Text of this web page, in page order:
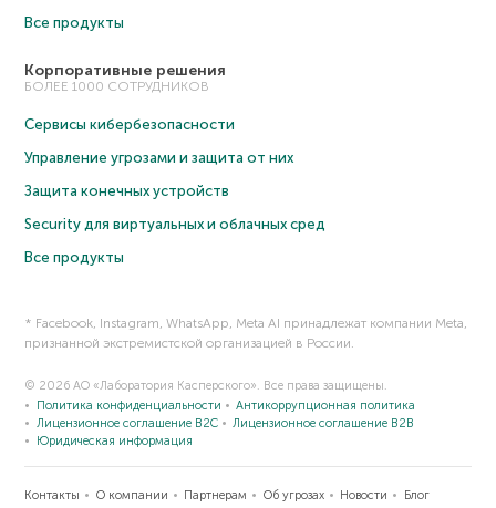
Все продукты
Корпоративные решения
БОЛЕЕ 1000 СОТРУДНИКОВ
Сервисы кибербезопасности
Управление угрозами и защита от них
Защита конечных устройств
Security для виртуальных и облачных сред
Все продукты
* Facebook, Instagram, WhatsApp, Meta AI принадлежат компании Meta,
признанной экстремистской организацией в России.
© 2026 АО «Лаборатория Касперского». Все права защищены.
Политика конфиденциальности
Антикоррупционная политика
Лицензионное соглашение B2C
Лицензионное соглашение B2B
Юридическая информация
Контакты О компании Партнерам Об угрозах Новости Блог